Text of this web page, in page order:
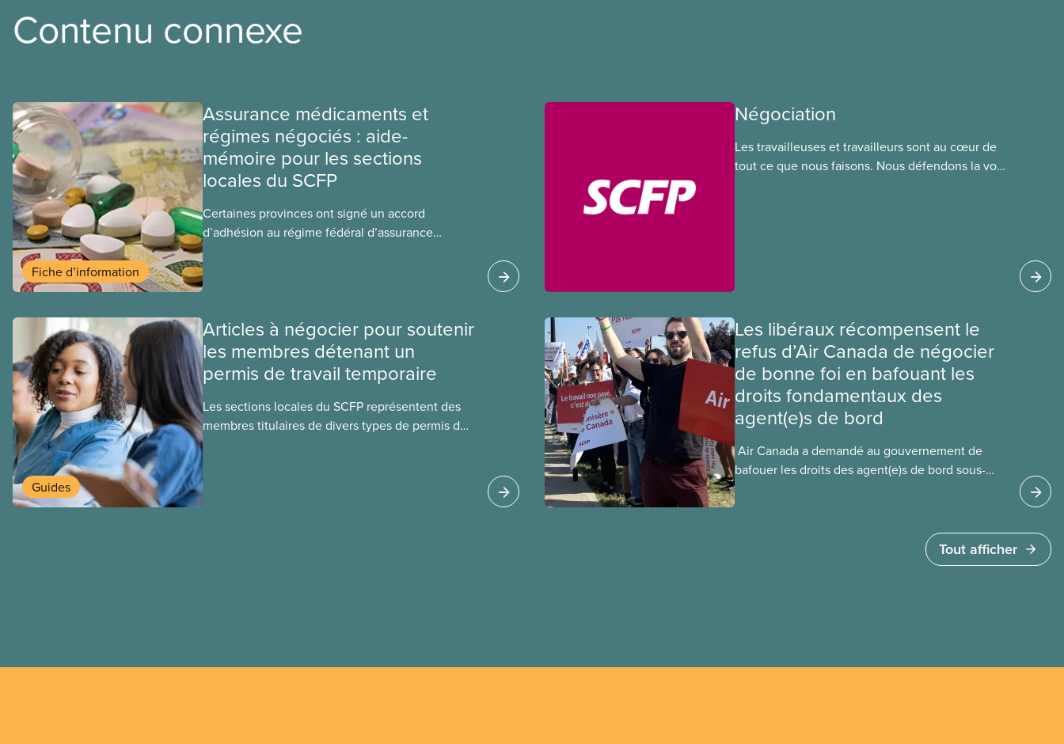
Contenu connexe
Fiche d’information
Assurance médicaments et
régimes négociés : aide-
mémoire pour les sections
locales du SCFP
Certaines provinces ont signé un accord
d’adhésion au régime fédéral d’assurance
Négociation
Les travailleuses et travailleurs sont au cœur de
tout ce que nous faisons. Nous défendons la voix
Guides
Articles à négocier pour soutenir
les membres détenant un
permis de travail temporaire
Les sections locales du SCFP représentent des
membres titulaires de divers types de permis de
Les libéraux récompensent le
refus d’Air Canada de négocier
de bonne foi en bafouant les
droits fondamentaux des
agent(e)s de bord
​ Air Canada a demandé au gouvernement de
bafouer les droits des agent(e)s de bord sous-
de l’entreprise. Le gouvernement libéral a
invoqué l’article 107 du Code canadien du travail
Tout afficher